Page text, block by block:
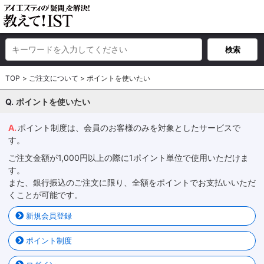
TOP ご注文について ポイントを使いたい
ポイントを使いたい
ポイント制度は、会員のお客様のみを対象としたサービスで
す。
ご注文金額が1,000円以上の際に1ポイント単位で使用いただけま
す。
また、銀行振込のご注文に限り、全額をポイントでお支払いいただ
くことが可能です。
新規会員登録
ポイント制度